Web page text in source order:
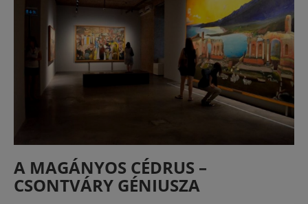
A MAGÁNYOS CÉDRUS –
CSONTVÁRY GÉNIUSZA